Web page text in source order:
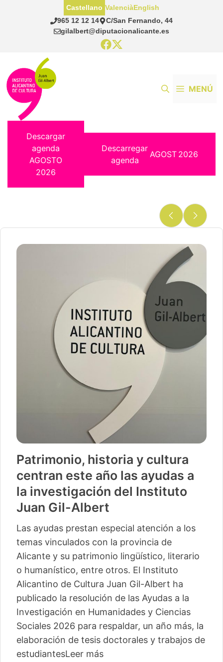
965 12 12 14
C/San Fernando, 44
gilalbert@diputacionalicante.es
Castellano ValenciàEnglish
MENÚ
Descargar
agenda
AGOSTO
2026
Descarregar
agenda
AGOST 2026
Patrimonio, historia y cultura
centran este año las ayudas a
la investigación del Instituto
Juan Gil-Albert
Las ayudas prestan especial atención a los
temas vinculados con la provincia de
Alicante y su patrimonio lingüístico, literario
o humanístico, entre otros. El Instituto
Alicantino de Cultura Juan Gil-Albert ha
publicado la resolución de las Ayudas a la
Investigación en Humanidades y Ciencias
Sociales 2026 para respaldar, un año más, la
elaboración de tesis doctorales y trabajos de
estudiantesLeer más